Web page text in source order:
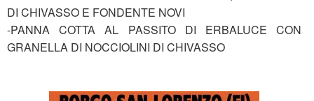
DI CHIVASSO E FONDENTE NOVI
-PANNA COTTA AL PASSITO DI ERBALUCE CON
GRANELLA DI NOCCIOLINI DI CHIVASSO